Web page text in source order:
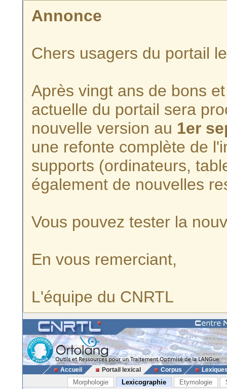
Annonce
Chers usagers du portail
Après vingt ans de bons
actuelle du portail sera
nouvelle version au 1er
une refonte complète de
supports (ordinateurs,
également de nouvelles
Vous pouvez tester la
En vous remerciant,
L'équipe du CNRTL
Accueil Portail lexical Corpus
Morphologie Lexicographie Etymologie